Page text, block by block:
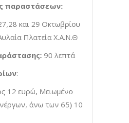
παραστάσεων:
και 29 Οκτωβρίου
Πλατεία Χ.Α.Ν.Θ
90 λεπτά
:
12 ευρώ, Μειωμένο
άνω των 65) 10